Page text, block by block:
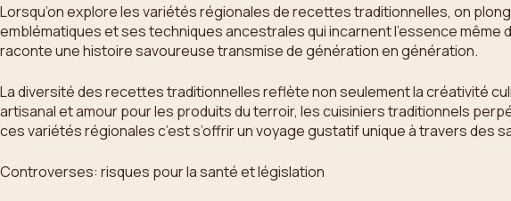
Lorsqu’on explore les variétés régionales de recettes traditionnelles, on
emblématiques et ses techniques ancestrales qui incarnent l’essence
raconte une histoire savoureuse transmise de génération en génération.
La diversité des recettes traditionnelles reflète non seulement la créativité
artisanal et amour pour les produits du terroir, les cuisiniers traditionnels
ces variétés régionales c’est s’offrir un voyage gustatif unique à travers
Controverses: risques pour la santé et législation